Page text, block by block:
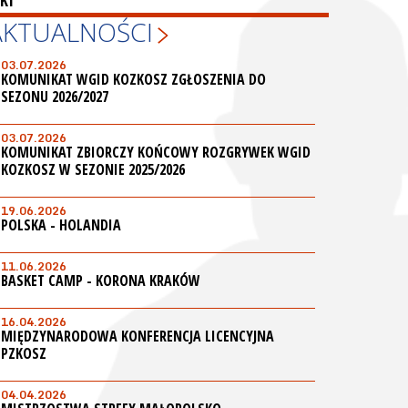
03.07.2026
KOMUNIKAT WGID KOZKOSZ ZGŁOSZENIA DO
SEZONU 2026/2027
03.07.2026
KOMUNIKAT ZBIORCZY KOŃCOWY ROZGRYWEK WGID
KOZKOSZ W SEZONIE 2025/2026
19.06.2026
POLSKA - HOLANDIA
11.06.2026
BASKET CAMP - KORONA KRAKÓW
16.04.2026
MIĘDZYNARODOWA KONFERENCJA LICENCYJNA
PZKOSZ
04.04.2026